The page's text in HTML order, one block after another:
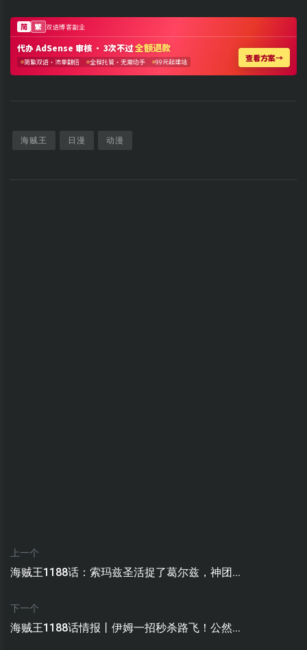
海贼王 日漫 动漫
上一个
海贼王1188话：索玛兹圣活捉了葛尔兹，神团...
下一个
海贼王1188话情报丨伊姆一招秒杀路飞！公然...